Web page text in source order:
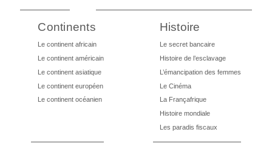
Continents
Le continent africain
Le continent américain
Le continent asiatique
Le continent européen
Le continent océanien
Histoire
Le secret bancaire
Histoire de l’esclavage
L’émancipation des femmes
Le Cinéma
La Françafrique
Histoire mondiale
Les paradis fiscaux